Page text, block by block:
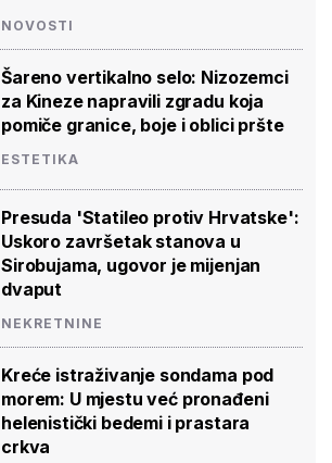
NOVOSTI
Šareno vertikalno selo: Nizozemci
za Kineze napravili zgradu koja
pomiče granice, boje i oblici pršte
ESTETIKA
Presuda 'Statileo protiv Hrvatske':
Uskoro završetak stanova u
Sirobujama, ugovor je mijenjan
dvaput
NEKRETNINE
Kreće istraživanje sondama pod
morem: U mjestu već pronađeni
helenistički bedemi i prastara
crkva